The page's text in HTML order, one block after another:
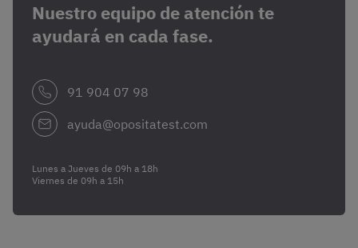
Nuestro equipo de atención te
ayudará en cada fase.
91 904 07 98
ayuda@opositatest.com
Lunes a Jueves de 09h a 18h
Viernes de 09h a 15h